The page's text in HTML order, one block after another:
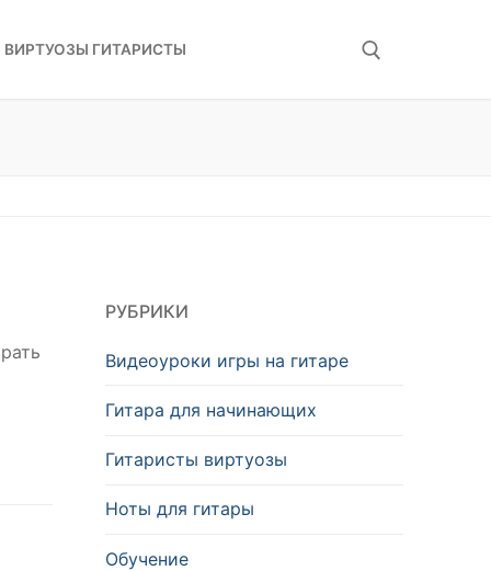
ВИРТУОЗЫ ГИТАРИСТЫ
РУБРИКИ
Видеоуроки игры на гитаре
Гитара для начинающих
Гитаристы виртуозы
Ноты для гитары
Обучение